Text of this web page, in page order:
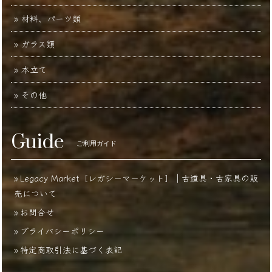
材料、パーツ類
ガラス類
本立て
その他
Guide ご利用ガイド
Legacy Market［レガシーマーケット］｜古道具・古家具の販
売について
お問合せ
プライバシーポリシー
特定商取引法に基づく表記